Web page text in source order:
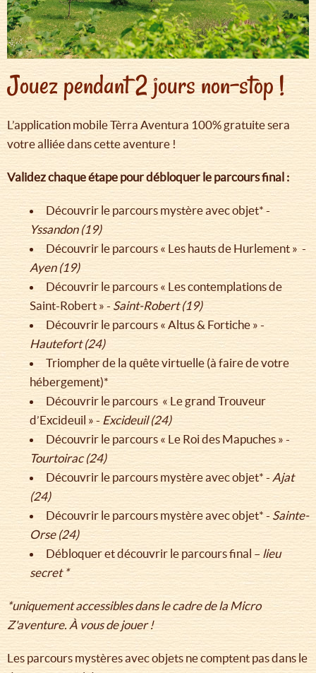
Jouez pendant 2 jours non-stop !
L’application mobile Tèrra Aventura 100% gratuite sera
votre alliée dans cette aventure !
Validez chaque étape pour débloquer le parcours final :
Découvrir le parcours mystère avec objet* -
Yssandon (19)
Découvrir le parcours « Les hauts de Hurlement » -
Ayen (19)
Découvrir le parcours « Les contemplations de
Saint-Robert » - Saint-Robert (19)
Découvrir le parcours « Altus & Fortiche » -
Hautefort (24)
Triompher de la quête virtuelle (à faire de votre
hébergement)*
Découvrir le parcours « Le grand Trouveur
d’Excideuil » - Excideuil (24)
Découvrir le parcours « Le Roi des Mapuches » -
Tourtoirac (24)
Découvrir le parcours mystère avec objet* - Ajat
(24)
Découvrir le parcours mystère avec objet* - Sainte-
Orse (24)
Débloquer et découvrir le parcours final – lieu
secret *
*uniquement accessibles dans le cadre de la Micro
Z'aventure. À vous de jouer !
Les parcours mystères avec objets ne comptent pas dans le